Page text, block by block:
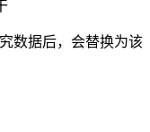
数据后，会替换为该